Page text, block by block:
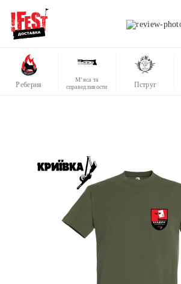
Реберня
М’яса та
справедливости
Пструг